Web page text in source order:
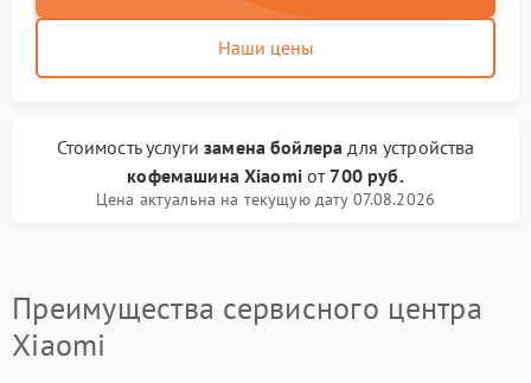
Наши цены
Стоимость услугизамена бойлера для устройства
кофемашина Xiaomiот 700 руб.
Цена актуальна на текущую дату 07.08.2026
Преимущества сервисного центра
Xiaomi